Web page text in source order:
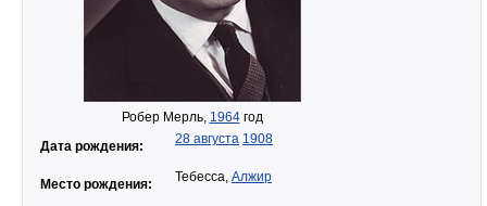
Робер Мерль, 1964год
Дата рождения:
28 августа 1908
Место рождения: Тебесса, Алжир